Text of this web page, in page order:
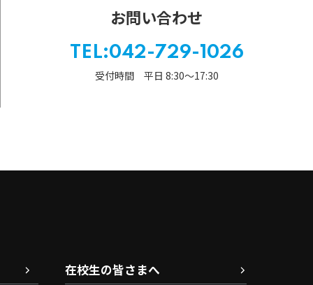
お問い合わせ
TEL:042-729-1026
受付時間 平日 8:30〜17:30
在校生の皆さまへ